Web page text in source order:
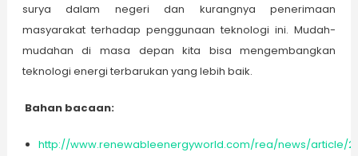
surya dalam negeri dan kurangnya penerimaan
masyarakat terhadap penggunaan teknologi ini. Mudah-
mudahan di masa depan kita bisa mengembangkan
teknologi energi terbarukan yang lebih baik.
Bahan bacaan:
http://www.renewableenergyworld.com/rea/news/article/